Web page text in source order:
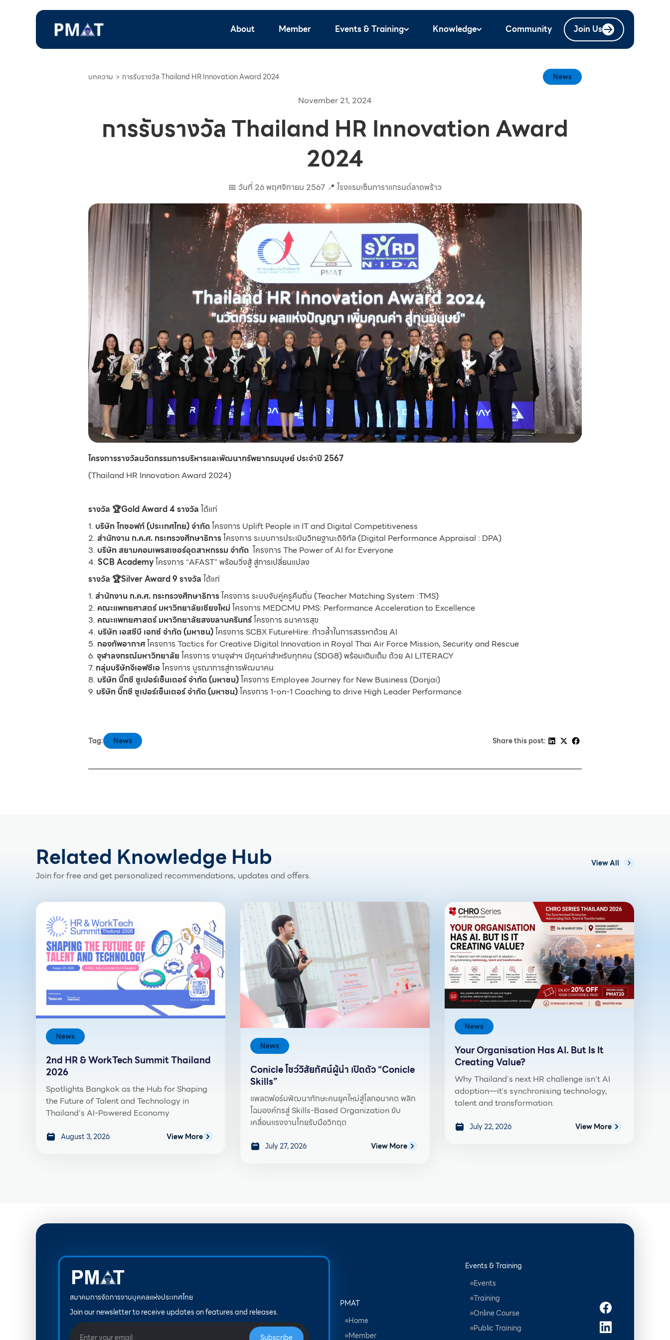
About Member Events & Training Knowledge Community Join Us
บทความ > การรับรางวัล Thailand HR Innovation Award 2024 News
November 21, 2024
การรับรางวัล Thailand HR Innovation Award
2024
📅 วันที่ 26 พฤศจิกายน 2567 📍 โรงแรมเซ็นทาราแกรนด์ลาดพร้าว
โครงการรางวัลนวัตกรรมการบริหารและพัฒนาทรัพยากรมนุษย์ ประจำปี 2567
(Thailand HR Innovation Award 2024)
รางวัล 🏆Gold Award 4 รางวัล ได้แก่
1. บริษัท โกซอฟท์ (ประเทศไทย) จำกัดโครงการ Uplift People in IT and Digital Competitiveness
2. สำนักงาน ก.ค.ศ. กระทรวงศึกษาธิการโครงการ ระบบการประเมินวิทยฐานะดิจิทัล (Digital Performance Appraisal : DPA)
3. บริษัท สยามคอมเพรสเซอร์อุตสาหกรรม จำกัด โครงการ The Power of AI for Everyone
4. SCB Academyโครงการ “AFAST” พร้อมวิ่งสู้ สู่การเปลี่ยนแปลง
รางวัล 🏆Silver Award 9 รางวัล ได้แก่
1. สำนักงาน ก.ค.ศ. กระทรวงศึกษาธิการโครงการ ระบบจับคู่ครูคืนถิ่น (Teacher Matching System :TMS)
2. คณะแพทยศาสตร์ มหาวิทยาลัยเชียงใหม่ โครงการ MEDCMU PMS: Performance Acceleration to Excellence
3. คณะแพทยศาสตร์ มหาวิทยาลัยสงขลานครินทร์โครงการ ธนาคารสุข
4. บริษัท เอสซีบี เอกซ์ จำกัด (มหาชน)โครงการ SCBX FutureHire: ก้าวล้ำในการสรรหาด้วย AI
5. กองทัพอากาศโครงการ Tactics for Creative Digital Innovation in Royal Thai Air Force Mission, Security and Rescue
6. จุฬาลงกรณ์มหาวิทยาลัย โครงการ งานจุฬาฯ มีคุณค่าสำหรับทุกคน (SDG8) พร้อมเติมเต็ม ด้วย AI LITERACY
7. กลุ่มบริษัทจีเอฟซีเอ โครงการ บูรณาการสู่การพัฒนาคน
8. บริษัท บิ๊กซี ซูเปอร์เซ็นเตอร์ จำกัด (มหาชน)โครงการ Employee Journey for New Business (Donjai)
9. บริษัท บิ๊กซี ซูเปอร์เซ็นเตอร์ จำกัด (มหาชน)โครงการ 1-on-1 Coaching to drive High Leader Performance
Tag: News Share this post:
Related Knowledge Hub
Join for free and get personalized recommendations, updates and offers.
View All
News
2nd HR & WorkTech Summit Thailand
2026
Spotlights Bangkok as the Hub for Shaping
the Future of Talent and Technology in
Thailand’s AI-Powered Economy
August 3, 2026 View More
News
Conicle โชว์วิสัยทัศน์ผู้นำ เปิดตัว “Conicle
Skills”
แพลตฟอร์มพัฒนาทักษะคนยุคใหม่สู่โลกอนาคต พลิก
โฉมองค์กรสู่ Skills-Based Organization ขับ
เคลื่อนแรงงานไทยรับมือวิกฤต
July 27, 2026 View More
News
Your Organisation Has AI. But Is It
Creating Value?
Why Thailand's next HR challenge isn't AI
adoption—it's synchronising technology,
talent and transformation.
July 22, 2026 View More
สมาคมการจัดการงานบุคคลแห่งประเทศไทย
Join our newsletter to receive updates on features and releases.
PMAT
Home
Member
Events & Training
Events
Training
Online Course
Public Training